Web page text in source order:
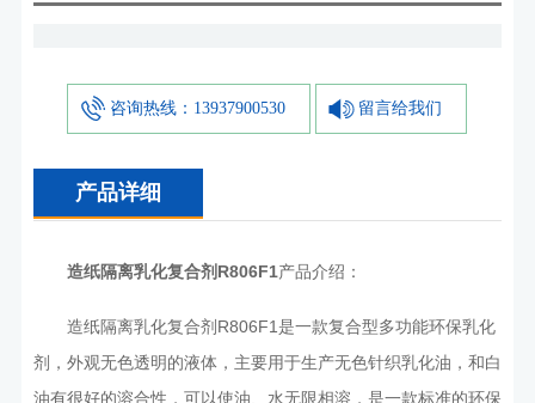
咨询热线：13937900530 留言给我们
产品详细
造纸隔离乳化复合剂R806F1产品介绍：
造纸隔离乳化复合剂R806F1是一款复合型多功能环保乳化
剂，外观无色透明的液体，主要用于生产无色针织乳化油，和白
油有很好的溶合性，可以使油、水无限相溶，是一款标准的环保